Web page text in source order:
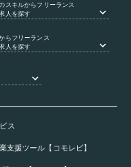
スキルからフリーランス
人を探す
らフリーランス
人を探す
ス
支援ツール【コモレビ】